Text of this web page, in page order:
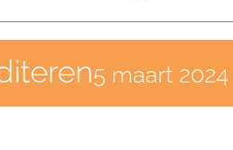
5 maart 2024